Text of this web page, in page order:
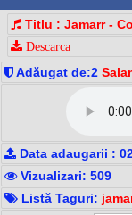
Titlu : Jamarr -
Descarca
Adăugat de:2
Data adaugarii :
Vizualizari: 509
Listă Taguri: